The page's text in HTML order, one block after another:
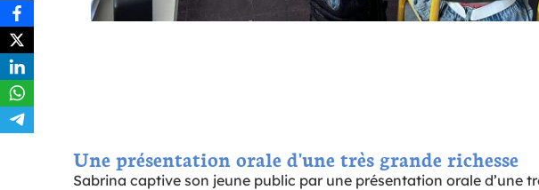
Une présentation orale d'une très grande richesse
Sabrina captive son jeune public par une présentation orale d’une